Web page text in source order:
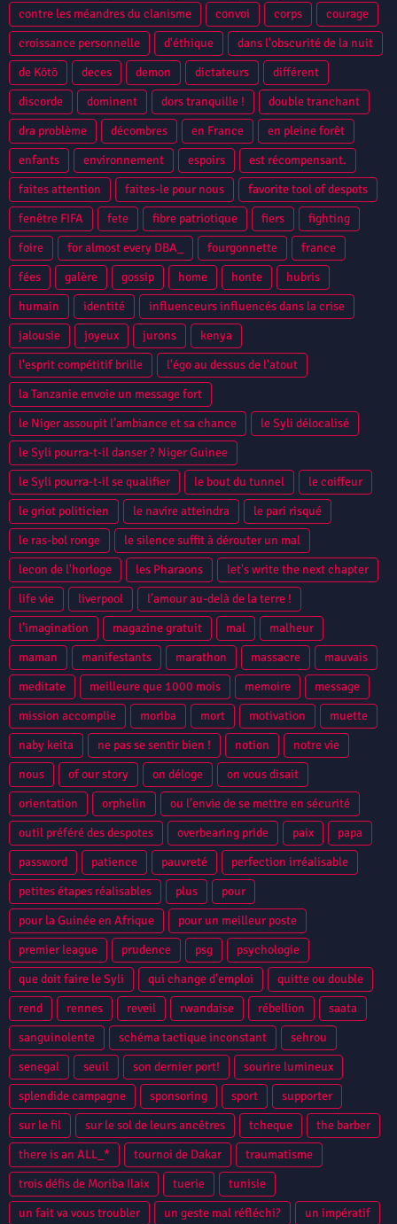
contre les méandres du clanisme
convoi corps
courage
croissance personnelle
d'éthique
dans l'obscurité de la nuit
de Kötō
deces demon dictateurs
différent
discorde
dominent dors tranquille !
double tranchant
dra problème
décombres en France
en pleine forêt
enfants
environnement espoirs
est récompensant.
faites attention
faites-le pour nous
favorite tool of despots
fenêtre FIFA
fete fibre patriotique fiers
fighting
foire
for almost every DBA_ fourgonnette
france
fées
galère gossip home honte
hubris
humain
identité
influenceurs influencés dans la crise
jalousie
joyeux jurons
kenya
l'esprit compétitif brille
l'égo au dessus de l'atout
la Tanzanie envoie un message fort
le Niger assoupit l’ambiance et sa chance
le Syli délocalisé
le Syli pourra-t-il danser ? Niger Guinee
le Syli pourra-t-il se qualifier
le bout du tunnel
le coiffeur
le griot politicien
le navire atteindra
le pari risqué
le ras-bol ronge
le silence suffit à dérouter un mal
lecon de l'horloge
les Pharaons
let's write the next chapter
life vie
liverpool
l’amour au-delà de la terre !
l’imagination
magazine gratuit mal
malheur
maman
manifestants marathon massacre
mauvais
meditate
meilleure que 1000 mois memoire
message
mission accomplie
moriba mort motivation
muette
naby keita
ne pas se sentir bien ! notion
notre vie
nous
of our story on déloge
on vous disait
orientation
orphelin
ou l’envie de se mettre en sécurité
outil préféré des despotes
overbearing pride paix
papa
password
patience pauvreté
perfection irréalisable
petites étapes réalisables
plus
pour
pour la Guinée en Afrique
pour un meilleur poste
premier league
prudence psg
psychologie
que doit faire le Syli
qui change d'emploi
quitte ou double
rend
rennes reveil rwandaise rébellion
saata
sanguinolente
schéma tactique inconstant
sehrou
senegal
seuil son dernier port!
sourire lumineux
splendide campagne
sponsoring sport
supporter
sur le fil
sur le sol de leurs ancêtres tcheque
the barber
there is an ALL_*
tournoi de Dakar
traumatisme
trois défis de Moriba Ilaix
tuerie
tunisie
un fait va vous troubler
un geste mal réfléchi?
un impératif